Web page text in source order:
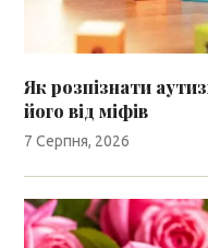
Як розпізнати
його від міфів
7 Серпня, 2026